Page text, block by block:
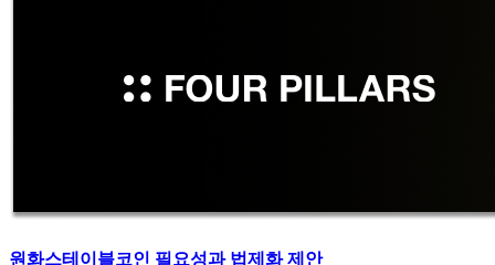
원화스테이블코인 필요성과 법제화 제안